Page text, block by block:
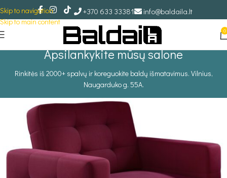
Skip to navigation
Skip to main content
+370 633 33381 info@baldaila.lt
0
Apsilankykite mūsų salone
Rinkitės iš 2000+ spalvų ir koreguokite baldų išmatavimus. Vilnius,
Naugarduko g. 55A.